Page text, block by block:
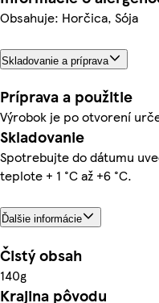
Obsahuje: Horčica, Sója
Skladovanie a príprava
Príprava a použitie
Výrobok je po otvorení
Skladovanie
Spotrebujte do dátumu
teplote + 1 °C až +6 °C.
Ďalšie informácie
Čistý obsah
140g
Krajina pôvodu